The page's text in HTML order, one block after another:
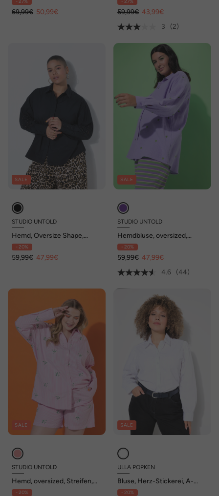
69,99€ 50,99€ 59,99€ 43,99€
3
(2)
SALE
STUDIO UNTOLD
Hemd, Oversize Shape,
Stickerei, Ziernieten am
Langarm
- 20%
59,99€ 47,99€
SALE
STUDIO UNTOLD
Hemdbluse, oversized,
Musselin, Hearts-Stickerei
- 20%
59,99€ 47,99€
4.6
(44)
SALE
STUDIO UNTOLD
Hemd, oversized, Streifen,
Flower-Stickerei
- 20%
SALE
ULLA POPKEN
Bluse, Herz-Stickerei, A-
Linie, Hemdkragen, Langarm
- 20%